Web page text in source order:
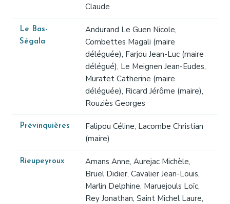
Claude
Le Bas-
Ségala
Andurand Le Guen Nicole,
Combettes Magali (maire
déléguée), Farjou Jean-Luc (maire
délégué), Le Meignen Jean-Eudes,
Muratet Catherine (maire
déléguée), Ricard Jérôme (maire),
Rouziès Georges
Prévinquières
Falipou Céline, Lacombe Christian
(maire)
Rieupeyroux
Amans Anne, Aurejac Michèle,
Bruel Didier, Cavalier Jean-Louis,
Marlin Delphine, Maruejouls Loïc,
Rey Jonathan, Saint Michel Laure,